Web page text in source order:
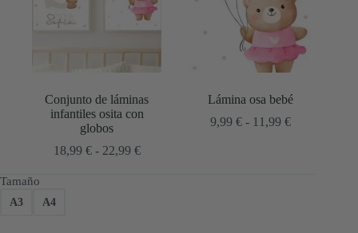
Conjunto de láminas
infantiles osita con
globos
18,99 € - 22,99 €Rango
Lámina osa bebé
9,99 € - 11,99 €Rango
Tamaño
A3 A4